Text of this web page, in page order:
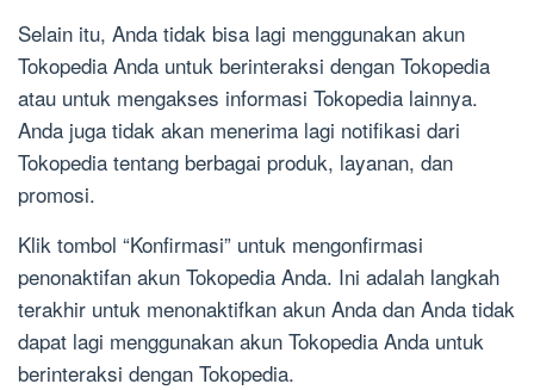
Selain itu, Anda tidak bisa lagi menggunakan akun
Tokopedia Anda untuk berinteraksi dengan Tokopedia
atau untuk mengakses informasi Tokopedia lainnya.
Anda juga tidak akan menerima lagi notifikasi dari
Tokopedia tentang berbagai produk, layanan, dan
promosi.
Klik tombol “Konfirmasi” untuk mengonfirmasi
penonaktifan akun Tokopedia Anda. Ini adalah langkah
terakhir untuk menonaktifkan akun Anda dan Anda tidak
dapat lagi menggunakan akun Tokopedia Anda untuk
berinteraksi dengan Tokopedia.